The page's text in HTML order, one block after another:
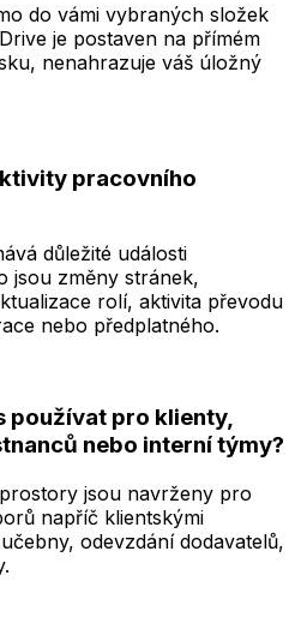
do vámi vybraných složek
je postaven na přímém
nenahrazuje váš úložný
pracovního
důležité události
jsou změny stránek,
rolí, aktivita převodu
nebo předplatného.
používat pro klienty,
nebo interní týmy?
jsou navrženy pro
napříč klientskými
odevzdání dodavatelů,